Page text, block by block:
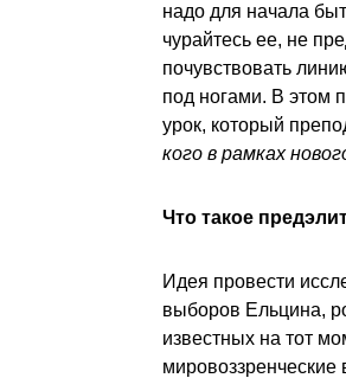
надо для начала
чурайтесь ее, не
почувствовать
под ногами. В этом
урок, который
кого в рамках
Что такое
Идея провести
выборов Ельцина,
известных на тот